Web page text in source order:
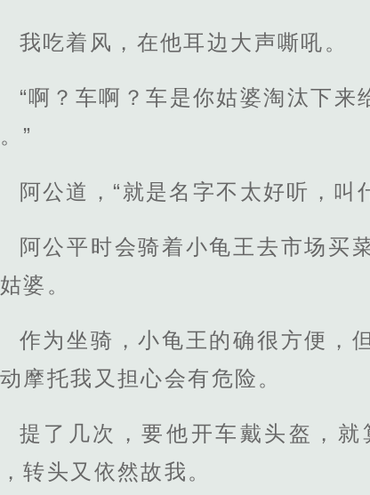
我吃着风，在他耳边大声嘶吼。
“啊？车啊？车是你姑婆淘汰下
”
阿公道，“就是名字不太好听，叫
阿公平时会骑着小龟王去市场买
婆。
作为坐骑，小龟王的确很方便，
摩托我又担心会有危险。
提了几次，要他开车戴头盔，
转头又依然故我。